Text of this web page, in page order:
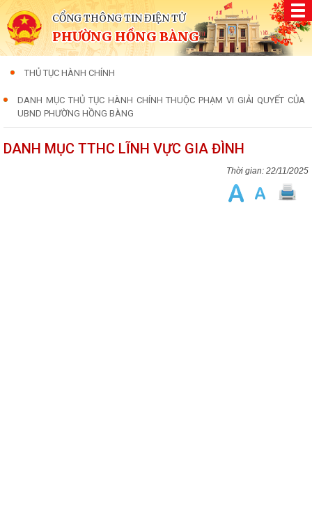
CỔNG THÔNG TIN ĐIỆN TỬ
PHƯỜNG HỒNG BÀNG
THỦ TỤC HÀNH CHÍNH
DANH MỤC THỦ TỤC HÀNH CHÍNH THUỘC PHẠM VI GIẢI QUYẾT CỦA
UBND PHƯỜNG HỒNG BÀNG
DANH MỤC TTHC LĨNH VỰC GIA ĐÌNH
22/11/2025